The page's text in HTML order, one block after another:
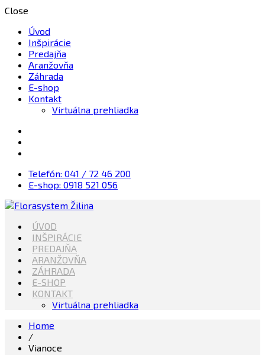
Close
Úvod
Inšpirácie
Predajňa
Aranžovňa
Záhrada
E-shop
Kontakt
Virtuálna prehliadka
Telefón: 041 / 72 46 200
E-shop: 0918 521 056
Florasystem Žilina
Kvety, Sviečky, dekorácie, Záhrada
ÚVOD
INŠPIRÁCIE
PREDAJŇA
ARANŽOVŇA
ZÁHRADA
E-SHOP
KONTAKT
Virtuálna prehliadka
Home
/
Vianoce